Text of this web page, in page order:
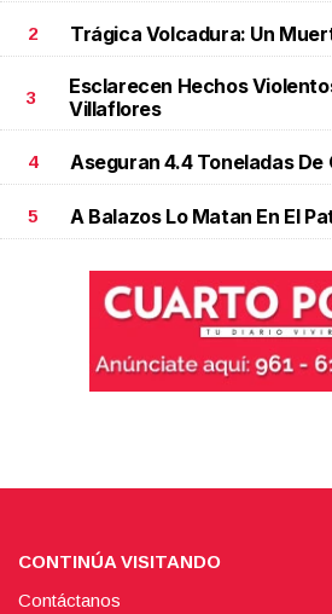
2 Trágica Volcadura: Un
3
Esclarecen Hechos
Villaflores
4 Aseguran 4.4 Toneladas De
5 A Balazos Lo Matan En El
CONTINÚA VISITANDO
Contáctanos